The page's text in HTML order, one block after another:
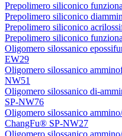
Prepolimero siliconico
Prepolimero siliconico
Prepolimero siliconico
Prepolimero siliconico
Oligomero silossanico
EW29
Oligomero silossanico
NW51
Oligomero silossanico di-
SP-NW76
Oligomero silossanico
ChangFu® SP-NW27
Oligomero silossanico